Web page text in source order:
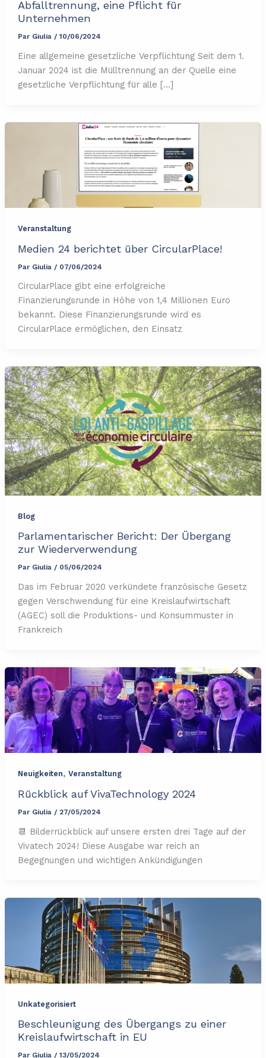
Abfalltrennung, eine Pflicht für
Unternehmen
Par Giulia / 10/06/2024
Eine allgemeine gesetzliche Verpflichtung Seit dem 1.
Januar 2024 ist die Mülltrennung an der Quelle eine
gesetzliche Verpflichtung für alle […]
Veranstaltung
Medien 24 berichtet über CircularPlace!
Par Giulia / 07/06/2024
CircularPlace gibt eine erfolgreiche
Finanzierungsrunde in Höhe von 1,4 Millionen Euro
bekannt. Diese Finanzierungsrunde wird es
CircularPlace ermöglichen, den Einsatz
Blog
Parlamentarischer Bericht: Der Übergang
zur Wiederverwendung
Par Giulia / 05/06/2024
Das im Februar 2020 verkündete französische Gesetz
gegen Verschwendung für eine Kreislaufwirtschaft
(AGEC) soll die Produktions- und Konsummuster in
Frankreich
Neuigkeiten, Veranstaltung
Rückblick auf VivaTechnology 2024
Par Giulia / 27/05/2024
📆 Bilderrückblick auf unsere ersten drei Tage auf der
Vivatech 2024! Diese Ausgabe war reich an
Begegnungen und wichtigen Ankündigungen
Unkategorisiert
Beschleunigung des Übergangs zu einer
Kreislaufwirtschaft in EU
Par Giulia / 13/05/2024